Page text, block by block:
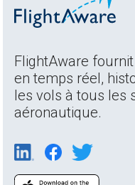
FlightAware
en temps réel,
les vols à tous les
aéronautique.